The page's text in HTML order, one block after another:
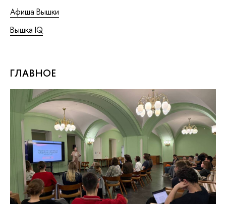
Афиша Вышки
Вышка IQ
ГЛАВНОЕ